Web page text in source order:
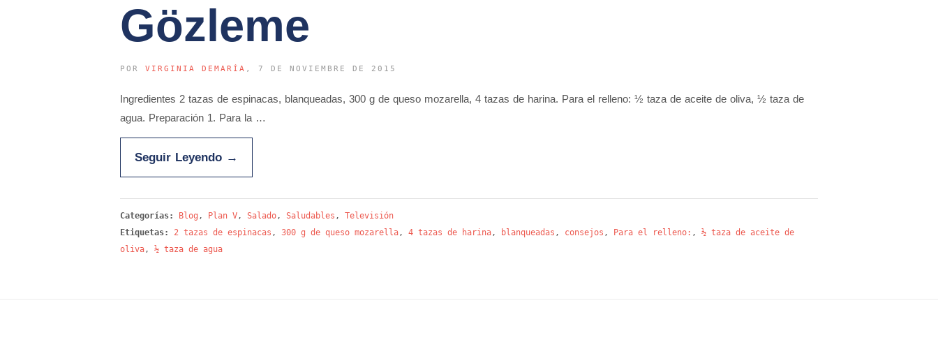
Gözleme
POR VIRGINIA DEMARÍA , 7 DE NOVIEMBRE DE 2015
Ingredientes 2 tazas de espinacas, blanqueadas, 300 g de queso mozarella, 4 tazas de harina. Para el relleno: ½ taza de aceite de oliva, ½ taza de
agua. Preparación 1. Para la …
Seguir Leyendo →
Categorías: Blog , Plan V, Salado, Saludables , Televisión
Etiquetas:
2 tazas de espinacas , 300 g de queso mozarella, 4 tazas de harina, blanqueadas , consejos , Para el relleno: , ½ taza de aceite de
oliva, ½ taza de agua